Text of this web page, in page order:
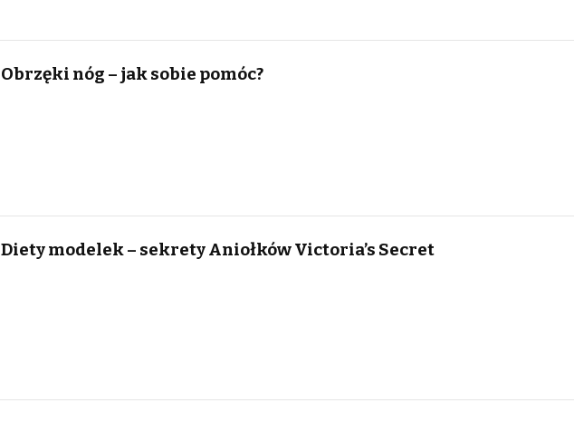
Obrzęki nóg – jak sobie pomóc?
Diety modelek – sekrety Aniołków Victoria’s Secret